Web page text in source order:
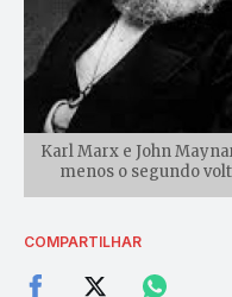
Karl Marx e John
menos o segundo
COMPARTILHAR